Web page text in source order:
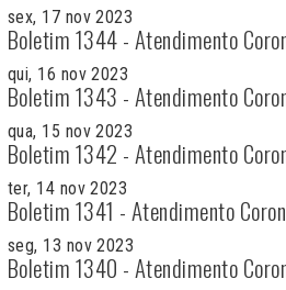
sex, 17 nov 2023
Boletim 1344 - Atendimento
qui, 16 nov 2023
Boletim 1343 - Atendimento
qua, 15 nov 2023
Boletim 1342 - Atendimento
ter, 14 nov 2023
Boletim 1341 - Atendimento
seg, 13 nov 2023
Boletim 1340 - Atendimento